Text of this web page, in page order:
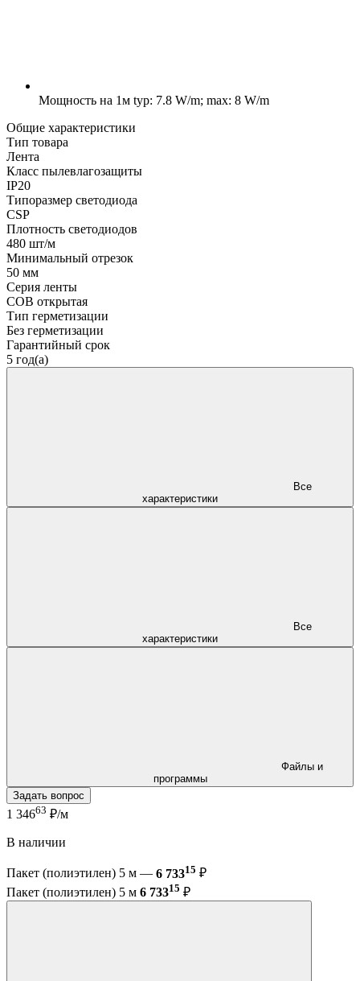
Мощность на 1м typ: 7.8 W/m; max: 8 W/m
Общие характеристики
Тип товара
Лента
Класс пылевлагозащиты
IP20
Типоразмер светодиода
CSP
Плотность светодиодов
480 шт/м
Минимальный отрезок
50 мм
Серия ленты
COB открытая
Тип герметизации
Без герметизации
Гарантийный срок
5 год(а)
характеристики
характеристики
программы
Задать вопрос
1 34663 ₽/м
В наличии
Пакет (полиэтилен) 5 м — 6 73315 ₽
Пакет (полиэтилен) 5 м 6 73315 ₽